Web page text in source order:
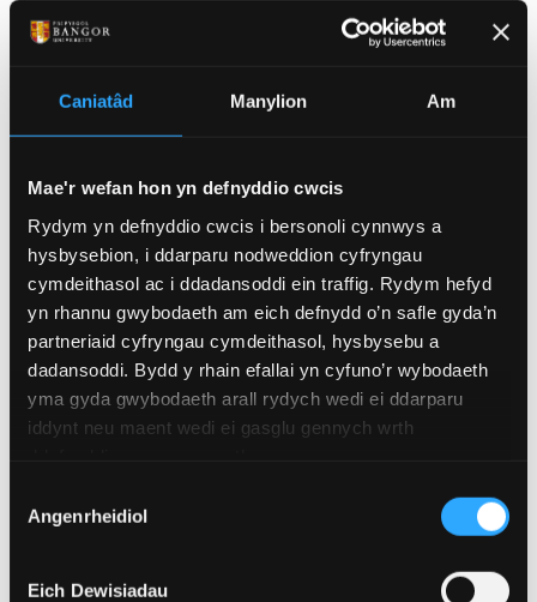
Caniatâd Manylion Am
Mae'r wefan hon yn defnyddio cwcis
Rydym yn defnyddio cwcis i bersonoli cynnwys a
hysbysebion, i ddarparu nodweddion cyfryngau
cymdeithasol ac i ddadansoddi ein traffig. Rydym hefyd
yn rhannu gwybodaeth am eich defnydd o’n safle gyda’n
partneriaid cyfryngau cymdeithasol, hysbysebu a
dadansoddi. Bydd y rhain efallai yn cyfuno’r wybodaeth
yma gyda gwybodaeth arall rydych wedi ei ddarparu
iddynt neu maent wedi ei gasglu gennych wrth
Caniatâd
Angenrheidiol
Eich Dewisiadau
1 flwyddyn
Modd Astudio
Llawn amser
Dysgwch Fwy
Addysg i’r Proffesiynau Meddygol
ac Iechyd MA
Meistr drwy Ddysgu
Mynediad: 2025
Cod UCAS
Modd Astudio
Rhan amser